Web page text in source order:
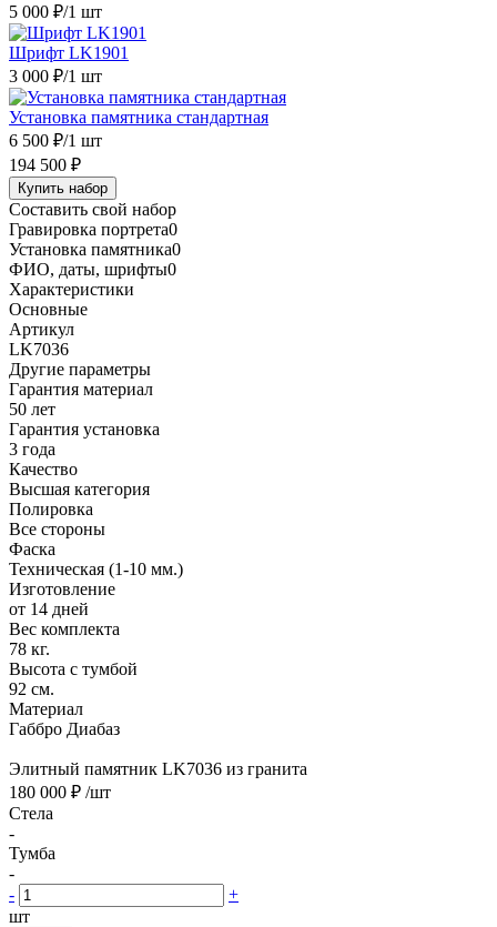
5 000 ₽/1 шт
Шрифт LK1901
3 000 ₽/1 шт
Установка памятника стандартная
6 500 ₽/1 шт
194 500 ₽
Купить набор
Составить свой набор
Гравировка портрета0
Установка памятника0
ФИО, даты, шрифты0
Характеристики
Основные
Артикул
LK7036
Другие параметры
Гарантия материал
50 лет
Гарантия установка
3 года
Качество
Высшая категория
Полировка
Все стороны
Фаска
Техническая (1-10 мм.)
Изготовление
от 14 дней
Вес комплекта
78 кг.
Высота с тумбой
92 см.
Материал
Габбро Диабаз
Элитный памятник LK7036 из гранита
180 000 ₽ /шт
Стела
-
Тумба
-
-
+
шт